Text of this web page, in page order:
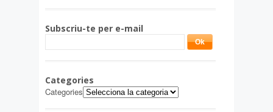
Subscriu-te per e-mail
Categories
Categories